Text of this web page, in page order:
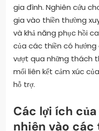
gia đình. Nghiên cứu
gia vào thiền thường
và khả năng phục hồi
của các thiền có
vượt qua những thách
mối liên kết cảm xúc
hỗ trợ.
Các lợi ích
nhiên vào các